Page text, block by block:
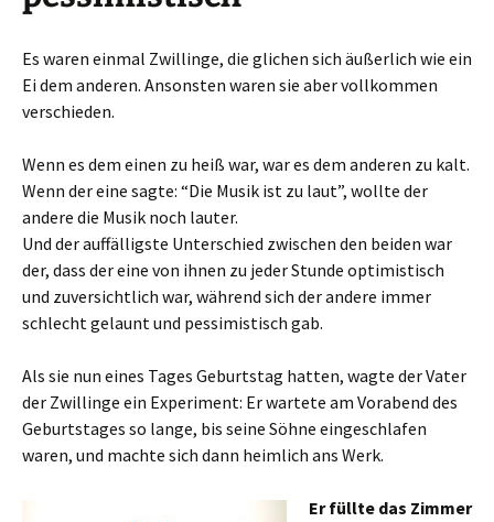
Es waren einmal Zwillinge, die glichen sich äußerlich wie ein
Ei dem anderen. Ansonsten waren sie aber vollkommen
verschieden.
Wenn es dem einen zu heiß war, war es dem anderen zu kalt.
Wenn der eine sagte: “Die Musik ist zu laut”, wollte der
andere die Musik noch lauter.
Und der auffälligste Unterschied zwischen den beiden war
der, dass der eine von ihnen zu jeder Stunde optimistisch
und zuversichtlich war, während sich der andere immer
schlecht gelaunt und pessimistisch gab.
Als sie nun eines Tages Geburtstag hatten, wagte der Vater
der Zwillinge ein Experiment: Er wartete am Vorabend des
Geburtstages so lange, bis seine Söhne eingeschlafen
waren, und machte sich dann heimlich ans Werk.
Er füllte das Zimmer